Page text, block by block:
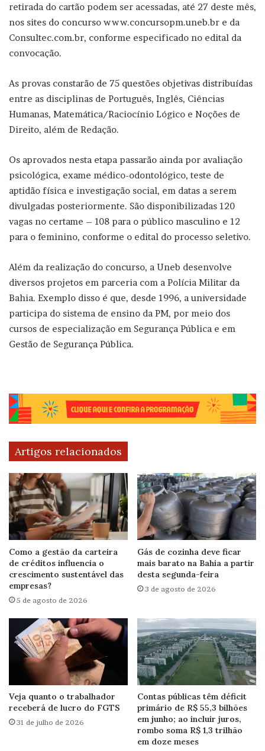
retirada do cartão podem ser acessadas, até 27 deste mês,
nos sites do concurso www.concursopm.uneb.br e da
Consultec.com.br, conforme especificado no edital da
convocação.
As provas constarão de 75 questões objetivas distribuídas
entre as disciplinas de Português, Inglês, Ciências
Humanas, Matemática/Raciocínio Lógico e Noções de
Direito, além de Redação.
Os aprovados nesta etapa passarão ainda por avaliação
psicológica, exame médico-odontológico, teste de
aptidão física e investigação social, em datas a serem
divulgadas posteriormente. São disponibilizadas 120
vagas no certame – 108 para o público masculino e 12
para o feminino, conforme o edital do processo seletivo.
Além da realização do concurso, a Uneb desenvolve
diversos projetos em parceria com a Polícia Militar da
Bahia. Exemplo disso é que, desde 1996, a universidade
participa do sistema de ensino da PM, por meio dos
cursos de especialização em Segurança Pública e em
Gestão de Segurança Pública.
Artigos relacionados
Como a gestão da carteira
de créditos influencia o
crescimento sustentável das
empresas?
5 de agosto de 2026
Gás de cozinha deve ficar
mais barato na Bahia a partir
desta segunda-feira
3 de agosto de 2026
Veja quanto o trabalhador
receberá de lucro do FGTS
31 de julho de 2026
Contas públicas têm déficit
primário de R$ 55,3 bilhões
em junho; ao incluir juros,
rombo soma R$ 1,3 trilhão
em doze meses